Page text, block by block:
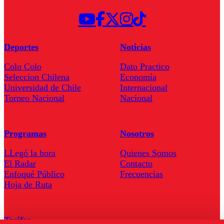
Deportes
Colo Colo
Seleccion Chilena
Universidad de Chile
Torneo Nacional
Noticias
Dato Practico
Economía
Internacional
Nacional
Programas
LLegó la hora
El Radar
Enfoqué Público
Hoja de Ruta
Nosotros
Quienes Somos
Contacto
Frecuencias
Tarifas